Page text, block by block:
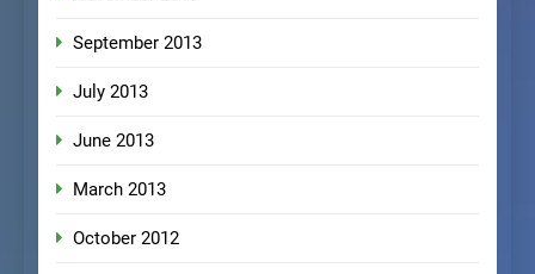
September 2013
July 2013
June 2013
March 2013
October 2012